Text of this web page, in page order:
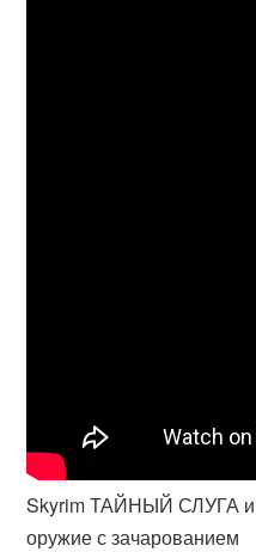
Skyrim ТАЙНЫЙ СЛУГА и
оружие с зачарованием